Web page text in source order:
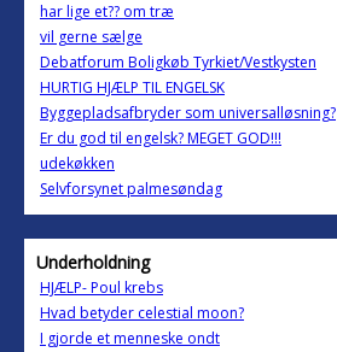
har lige et?? om træ
vil gerne sælge
Debatforum Boligkøb Tyrkiet/Vestkysten
HURTIG HJÆLP TIL ENGELSK
Byggepladsafbryder som universalløsning?
Er du god til engelsk? MEGET GOD!!!
udekøkken
Selvforsynet palmesøndag
Underholdning
HJÆLP- Poul krebs
Hvad betyder celestial moon?
I gjorde et menneske ondt